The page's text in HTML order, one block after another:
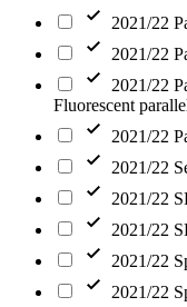
2021/22
2021/22
2021/22
Fluorescent
2021/22
2021/22
2021/22
2021/22
2021/22
2021/22